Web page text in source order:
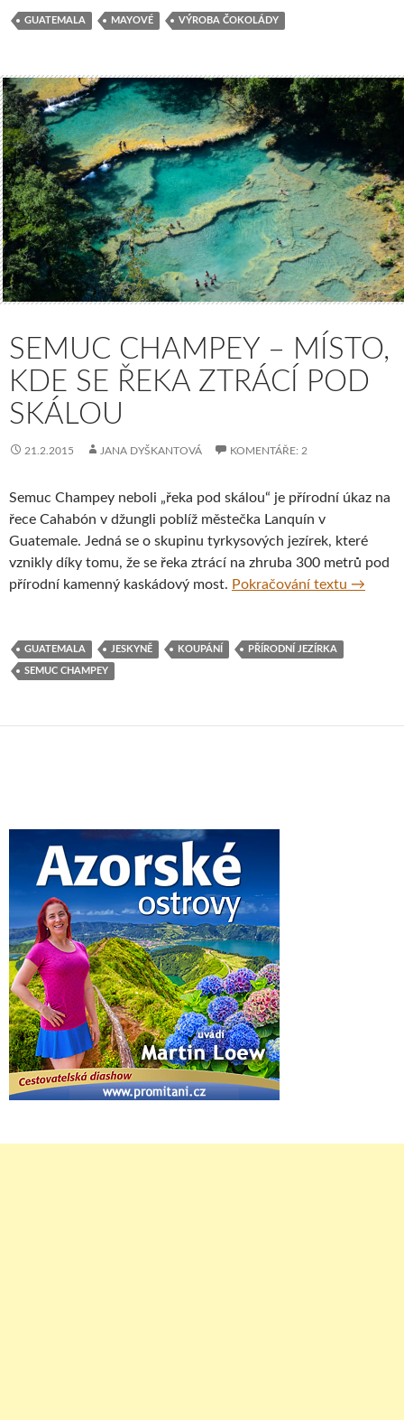
GUATEMALA MAYOVÉ VÝROBA ČOKOLÁDY
SEMUC CHAMPEY – MÍSTO,
KDE SE ŘEKA ZTRÁCÍ POD
SKÁLOU
21.2.2015 JANA DYŠKANTOVÁ KOMENTÁŘE: 2
Semuc Champey neboli „řeka pod skálou“ je přírodní úkaz na
řece Cahabón v džungli poblíž městečka Lanquín v
Guatemale. Jedná se o skupinu tyrkysových jezírek, které
vznikly díky tomu, že se řeka ztrácí na zhruba 300 metrů pod
přírodní kamenný kaskádový most. Pokračování textu Semuc
→
GUATEMALA JESKYNĚ KOUPÁNÍ PŘÍRODNÍ JEZÍRKA
SEMUC CHAMPEY